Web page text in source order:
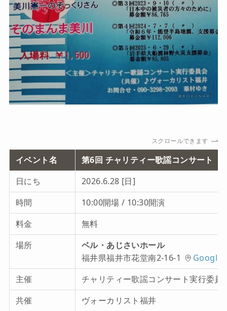
スクロールできます
イベント名
第6回 チャリティー歌謡コンサート
日にち
2026.6.28 [日]
時間
10:00開場 / 10:30開演
料金
無料
場所
ベル・あじさいホール
福井県福井市花堂南2-16-1
主催
チャリティー歌謡コンサート実行委員
共催
ヴォーカリスト福井